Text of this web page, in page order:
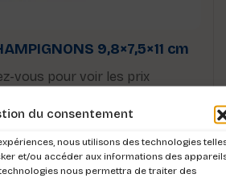
du consentement
nous utilisons des technologies
et/ou accéder aux informations des
nous permettra de traiter des
9,8×7,5×11 cm
vous pour voir les prix